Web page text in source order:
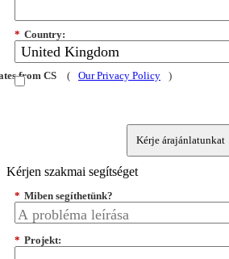
* Country:
from CS ( Our Privacy Policy )
Kérje árajánlatunkat
Kérjen szakmai segítséget
* Miben segíthetünk?
* Projekt: